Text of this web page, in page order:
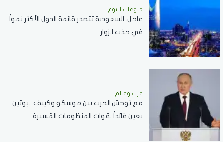
منوعات اليوم
عاجل..السعودية تتصدر قائمة الدول الأكثر نمواً
في جذب الزوار
عرب وعالم
مع توحش الحرب بين موسكو وكييف ..بوتين
يعين قائداً لقوات المنظومات المُسيرة